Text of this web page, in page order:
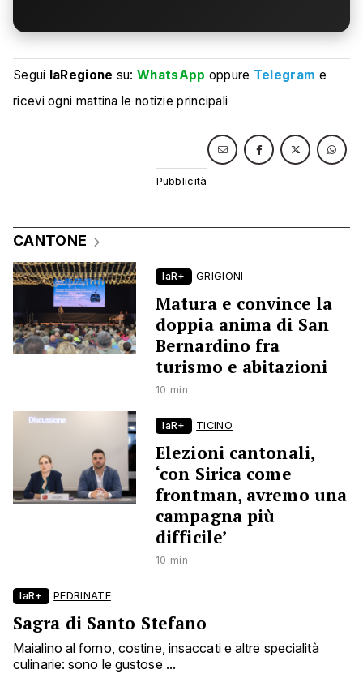
Segui laRegione su:WhatsApp oppure Telegram e
ricevi ogni mattina le notizie principali
CANTONE
laR+ GRIGIONI
Matura e convince la
doppia anima di San
Bernardino fra
turismo e abitazioni
10 min
laR+ TICINO
Elezioni cantonali,
‘con Sirica come
frontman, avremo una
campagna più
difficile’
10 min
laR+ PEDRINATE
Sagra di Santo Stefano
Maialino al forno, costine, insaccati e altre specialità
culinarie: sono le gustose ...